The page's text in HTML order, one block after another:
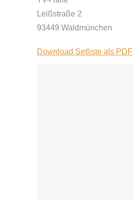
Leißstraße 2
93449 Waldmünchen
Download Setliste als PDF